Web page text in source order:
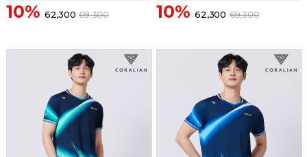
10% 62,300 69,300 10% 62,300 69,300